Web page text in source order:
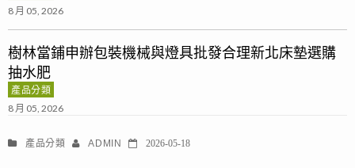
8 月 05, 2026
樹林當鋪申辦包裝機械與燈具批發合理新北床墊選購
抽水肥
產品分類
8 月 05, 2026
產品分類 ADMIN 2026-05-18